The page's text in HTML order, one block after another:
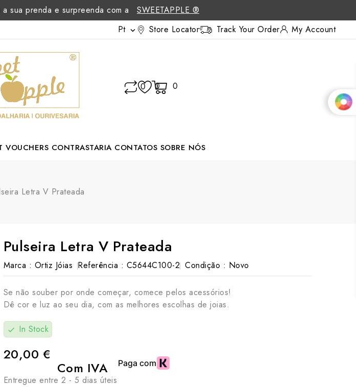
sua prenda e surpreenda com a
SWEETAPPLE ®
Pt  Store Locator Track Your Order My Account
0 0 0
VOUCHERS CONTRASTARIA CONTATOS SOBRE NÓS
Letra V Prateada
Pulseira Letra V Prateada
Marca : Ortiz Jóias Referência : C5644C100-2 Condição : Novo
Se não souber por onde começar, comece pelos acessórios!
Dê cor e luz ao seu dia, com as melhores escolhas de joias.
check In Stock
20,00 €
Com IVA
Entregue entre 2 - 5 dias úteis